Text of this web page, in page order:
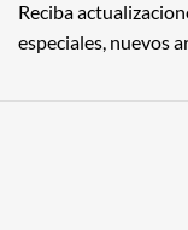
Reciba
especiales, nuevos